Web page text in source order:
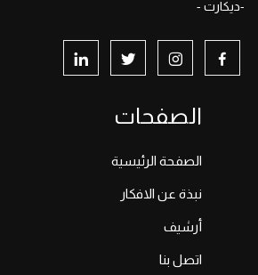
-ديكارت -
الصفحات
الصفحة الرئيسية
نبذة عن الافكار
أرشيف
اتصل بنا